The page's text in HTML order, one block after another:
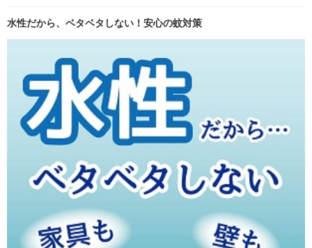
水性だから、ベタベタしない！安心の蚊対策